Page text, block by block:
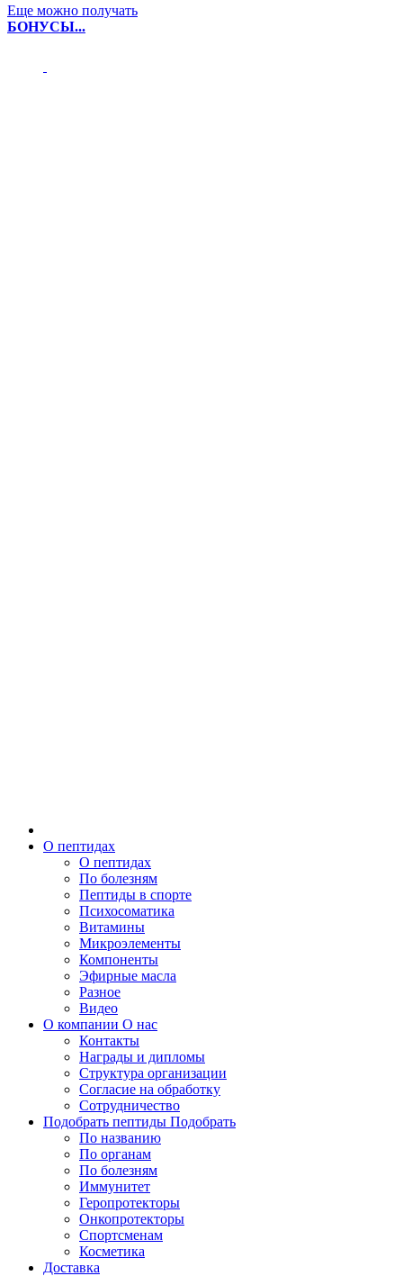
Еще можно получать
БОНУСЫ...
О пептидах
О пептидах
По болезням
Пептиды в спорте
Психосоматика
Витамины
Микроэлементы
Компоненты
Эфирные масла
Разное
Видео
О компании О нас
Контакты
Награды и дипломы
Структура организации
Согласие на обработку
Сотрудничество
Подобрать пептиды Подобрать
По названию
По органам
По болезням
Иммунитет
Геропротекторы
Онкопротекторы
Спортсменам
Косметика
Доставка